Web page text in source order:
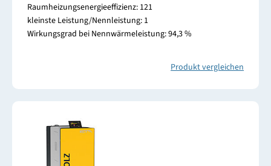
Raumheizungsenergieeffizienz: 121
kleinste Leistung/Nennleistung: 1
Wirkungsgrad bei Nennwärmeleistung: 94,3 %
Produkt vergleichen